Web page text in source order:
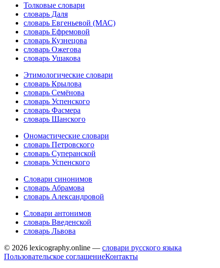
Толковые словари
словарь Даля
словарь Евгеньевой (МАС)
словарь Ефремовой
словарь Кузнецова
словарь Ожегова
словарь Ушакова
Этимологические словари
словарь Крылова
словарь Семёнова
словарь Успенского
словарь Фасмера
словарь Шанского
Ономастические словари
словарь Петровского
словарь Суперанской
словарь Успенского
Словари синонимов
словарь Абрамова
словарь Александровой
Словари антонимов
словарь Введенской
словарь Львова
© 2026 lexicography.online — словари русского языка
Пользовательское соглашениеКонтакты